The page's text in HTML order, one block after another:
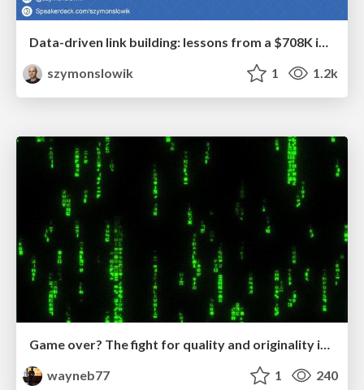
szymonslowik
1 1.2k
Game over? The fight for quality and originality in the time of robots
wayneb77
1 240